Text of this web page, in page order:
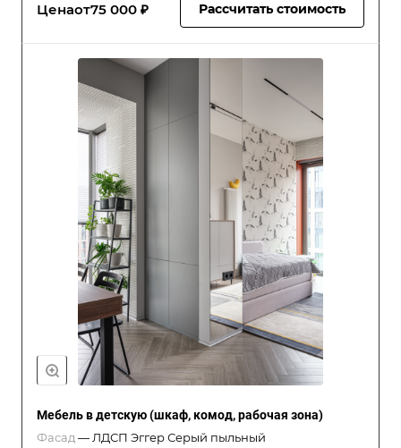
Ценаот75 000 ₽ Рассчитать стоимость
Мебель в детскую (шкаф, комод, рабочая зона)
Фасад — ЛДСП Эггер Серый пыльный